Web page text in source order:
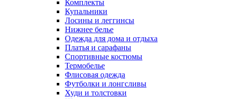
Комплекты
Купальники
Лосины и леггинсы
Нижнее белье
Одежда для дома и отдыха
Платья и сарафаны
Спортивные костюмы
Термобелье
Флисовая одежда
Футболки и лонгсливы
Худи и толстовки